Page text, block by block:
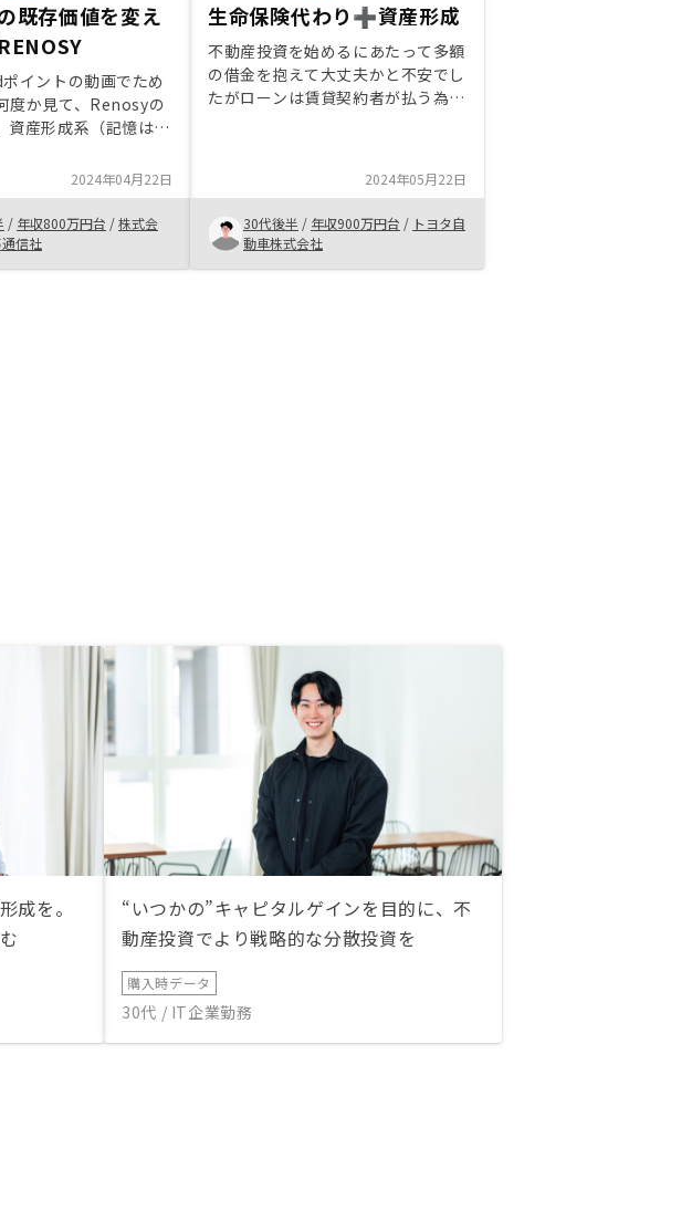
既存価値を変え
イントの動画でため
度か見て、Renosyの
資産形成系（記憶は曖
い合わせのきっかけ。
時、自身は個人年金保
中であり、途中解約を
皆無だったため、話を
もりだったが、資産運
2024年04月22日
/ 年収800万円台 /株式会
信社
生命保険代わり➕資産形成
不動産投資を始めるにあたって多額
の借金を抱えて大丈夫かと不安でし
たがローンは賃貸契約者が払う為自
う点が僕の中で1番の決め手になり
ました。リノシーは物件も良くなに
よりアプリで全て管理できるという
2024年05月22日
30代後半 / 年収900万円台 / トヨタ自
動車株式会社
成を。
“いつかの”キャピタルゲインを目的に、不
動産投資でより戦略的な分散投資を
購入時データ
30代 / IT企業勤務